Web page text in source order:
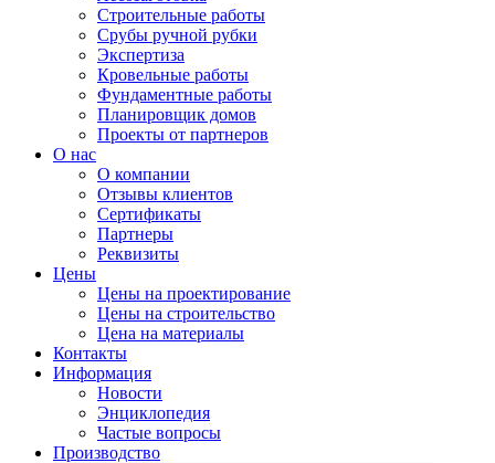
Строительные работы
Срубы ручной рубки
Экспертиза
Кровельные работы
Фундаментные работы
Планировщик домов
Проекты от партнеров
О нас
О компании
Отзывы клиентов
Сертификаты
Партнеры
Реквизиты
Цены
Цены на проектирование
Цены на строительство
Цена на материалы
Контакты
Информация
Новости
Энциклопедия
Частые вопросы
Производство